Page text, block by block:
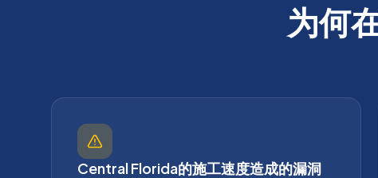
为何
Central Florida的施工速度造成的漏洞